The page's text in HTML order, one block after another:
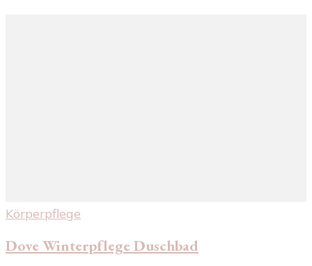
Körperpflege
Dove Winterpflege Duschbad